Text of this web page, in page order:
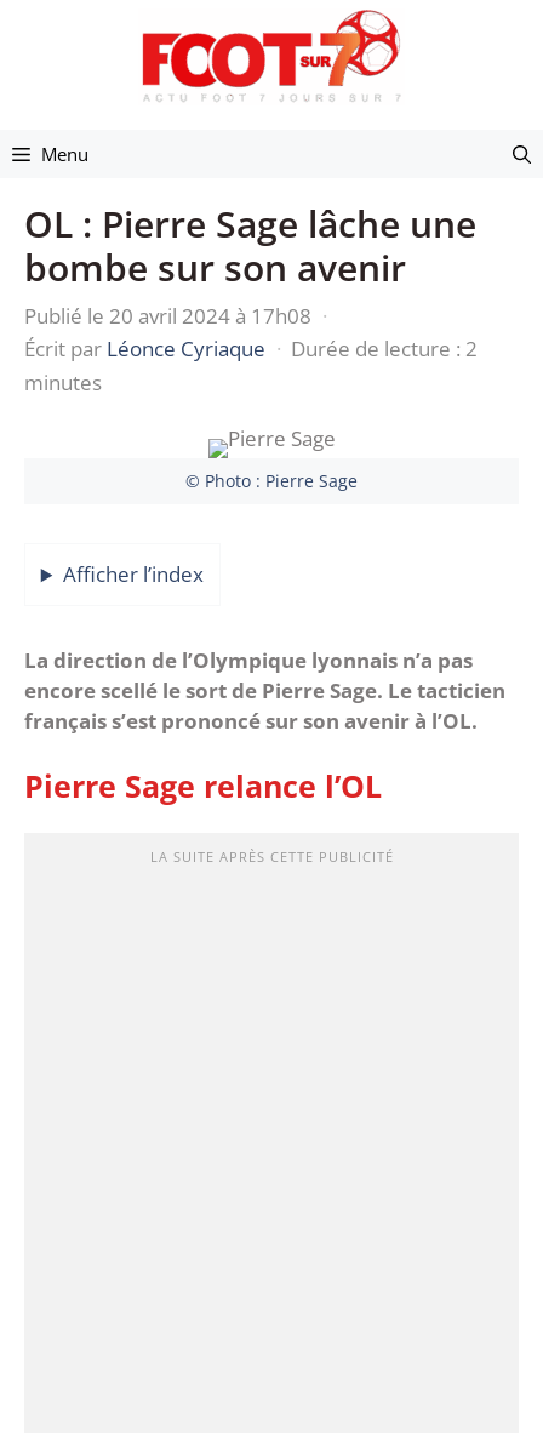
Menu
OL : Pierre Sage lâche une
bombe sur son avenir
Publié le 20 avril 2024 à 17h08 ·
Écrit par Léonce Cyriaque · Durée de lecture : 2
minutes
© Photo : Pierre Sage
Afficher l’index
La direction de l’Olympique lyonnais n’a pas
encore scellé le sort de Pierre Sage. Le tacticien
français s’est prononcé sur son avenir à l’OL.
Pierre Sage relance l’OL
LA SUITE APRÈS CETTE PUBLICITÉ